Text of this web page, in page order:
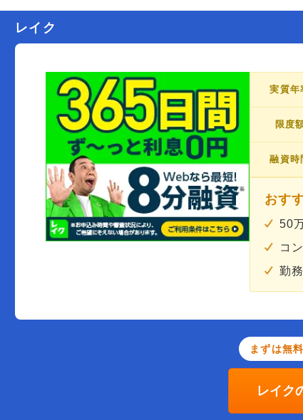
レイク
実質年
限度
融資時
おす
50
コ
勤
まずは無
レイク